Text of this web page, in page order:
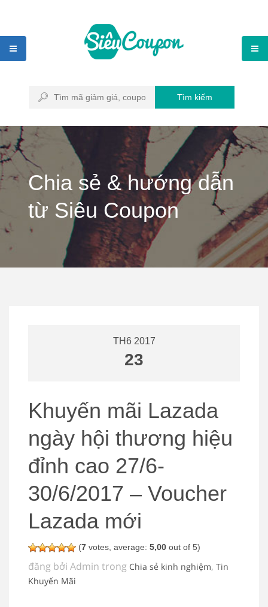
Tìm kiếm
Chia sẻ & hướng dẫn
từ Siêu Coupon
TH6 2017
23
Khuyến mãi Lazada
ngày hội thương hiệu
đỉnh cao 27/6-
30/6/2017 – Voucher
Lazada mới
(7 votes, average: 5,00 out of 5)
đăng bởi Admin trong Chia sẻ kinh nghiệm, Tin
Khuyến Mãi